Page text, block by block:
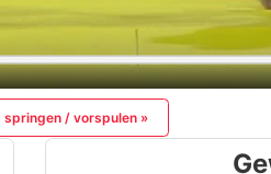
/ vorspulen »